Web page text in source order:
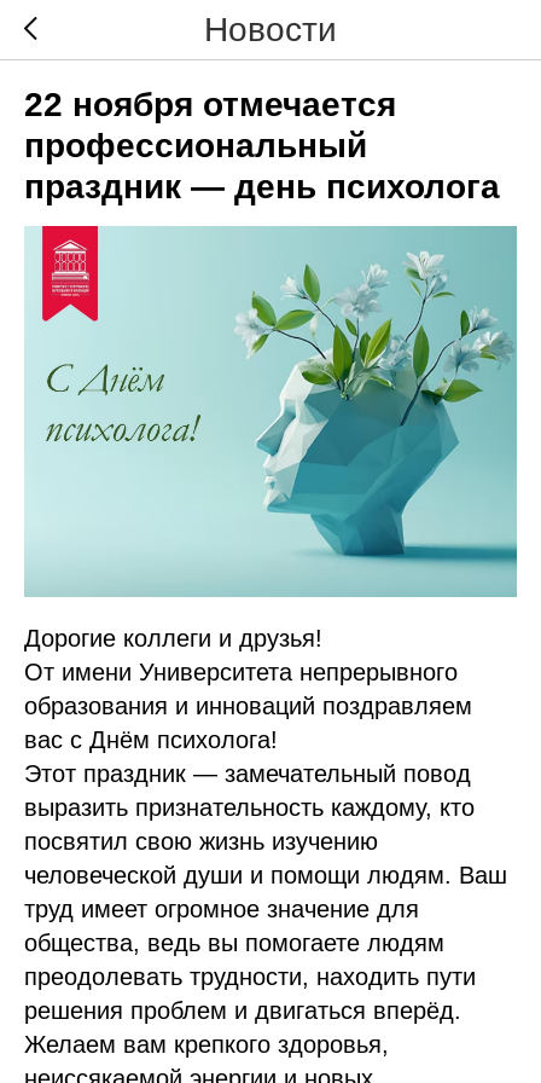
Новости
22 ноября отмечается
профессиональный
праздник — день психолога
Дорогие коллеги и друзья!
От имени Университета непрерывного
образования и инноваций поздравляем
вас с Днём психолога!
Этот праздник — замечательный повод
выразить признательность каждому, кто
посвятил свою жизнь изучению
человеческой души и помощи людям. Ваш
труд имеет огромное значение для
общества, ведь вы помогаете людям
преодолевать трудности, находить пути
решения проблем и двигаться вперёд.
Желаем вам крепкого здоровья,